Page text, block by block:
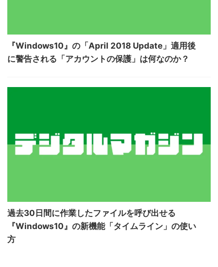
『Windows10』の「April 2018 Update」適用後
に警告される「アカウントの保護」は何なのか？
過去30日間に作業したファイルを呼び出せる
『Windows10』の新機能「タイムライン」の使い
方